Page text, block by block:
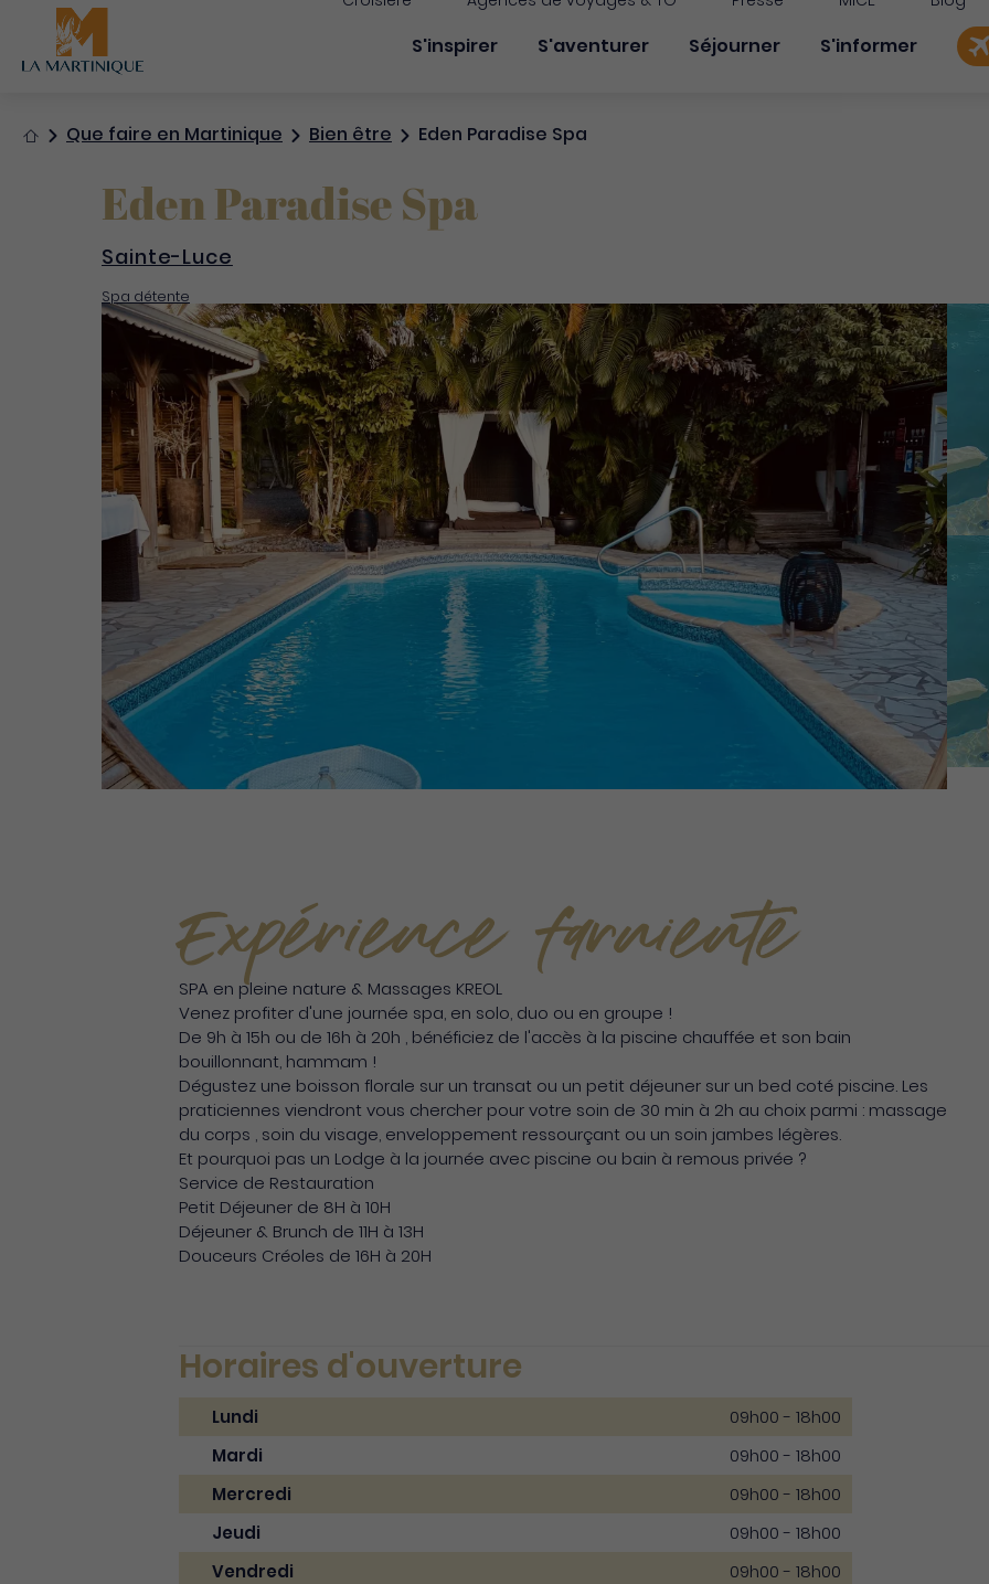
Navigation principale
S'inspirer
S'aventurer Séjourner S'informer
Accueil
Que faire en Martinique Bien être Eden Paradise Spa
Eden Paradise Spa
Sainte-Luce
Spa détente
Expérience farniente
SPA en pleine nature & Massages KREOL
Venez profiter d'une journée spa, en solo, duo ou en groupe !
De 9h à 15h ou de 16h à 20h , bénéficiez de l'accès à la piscine chauffée et son bain
bouillonnant, hammam !
Dégustez une boisson florale sur un transat ou un petit déjeuner sur un bed coté piscine. Les
praticiennes viendront vous chercher pour votre soin de 30 min à 2h au choix parmi : massage
du corps , soin du visage, enveloppement ressourçant ou un soin jambes légères.
Et pourquoi pas un Lodge à la journée avec piscine ou bain à remous privée ?
Service de Restauration
Petit Déjeuner de 8H à 10H
Déjeuner & Brunch de 11H à 13H
Douceurs Créoles de 16H à 20H
Horaires d'ouverture
Lundi
09h00 - 18h00
Mardi
09h00 - 18h00
Mercredi
09h00 - 18h00
Jeudi
09h00 - 18h00
Vendredi
09h00 - 18h00